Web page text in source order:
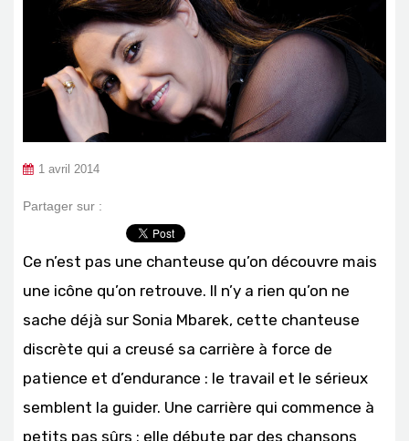
1 avril 2014
Partager sur :
Ce n’est pas une chanteuse qu’on découvre mais
une icône qu’on retrouve. Il n’y a rien qu’on ne
sache déjà sur Sonia Mbarek, cette chanteuse
discrète qui a creusé sa carrière à force de
patience et d’endurance : le travail et le sérieux
semblent la guider. Une carrière qui commence à
petits pas sûrs ; elle débute par des chansons